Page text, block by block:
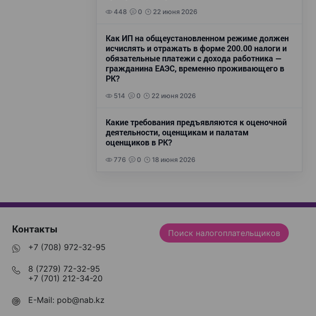
448 0 22 июня 2026
Как ИП на общеустановленном режиме должен
исчислять и отражать в форме 200.00 налоги и
обязательные платежи с дохода работника —
гражданина ЕАЭС, временно проживающего в
РК?
514 0 22 июня 2026
Какие требования предъявляются к оценочной
деятельности, оценщикам и палатам
оценщиков в РК?
776 0 18 июня 2026
Контакты
+7 (708) 972-32-95
8 (7279) 72-32-95
+7 (701) 212-34-20
E-Mail: pob@nab.kz
Поиск налогоплательщиков